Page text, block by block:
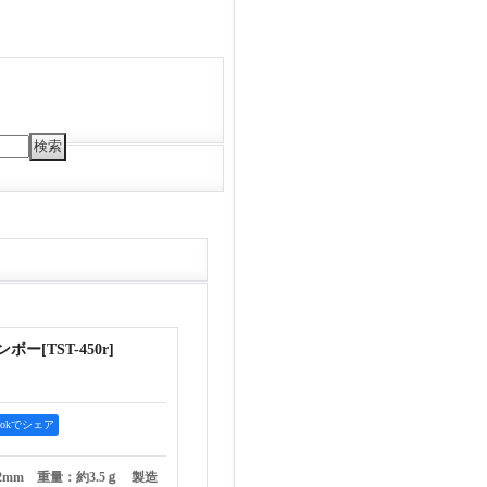
ボー[TST-450r]
でシェア
重量：約3.5ｇ 製造